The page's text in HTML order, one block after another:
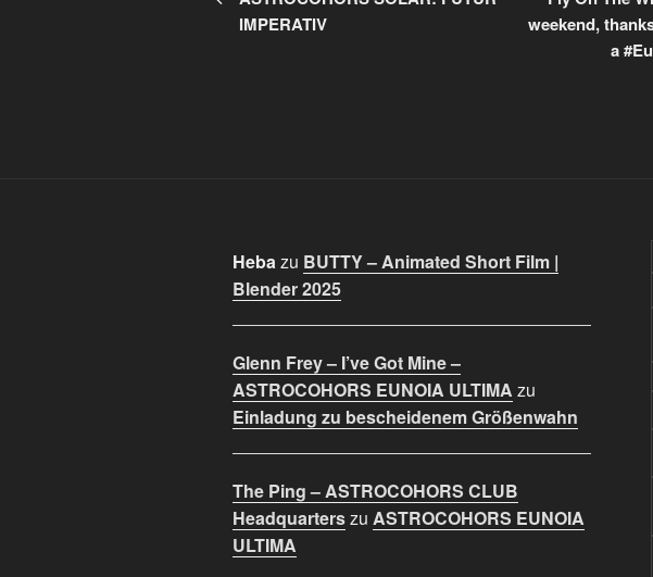
IMPERATIV
weekend,
a
Hebazu BUTTY – Animated Short Film |
Blender 2025
Glenn Frey – I’ve Got Mine –
ASTROCOHORS EUNOIA ULTIMA zu
Einladung zu bescheidenem Größenwahn
The Ping – ASTROCOHORS CLUB
Headquarterszu ASTROCOHORS EUNOIA
ULTIMA